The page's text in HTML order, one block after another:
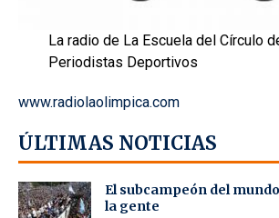
La radio de La Escuela del Círculo
Periodistas Deportivos
www.radiolaolimpica.com
ÚLTIMAS NOTICIAS
El subcampeón del
la gente